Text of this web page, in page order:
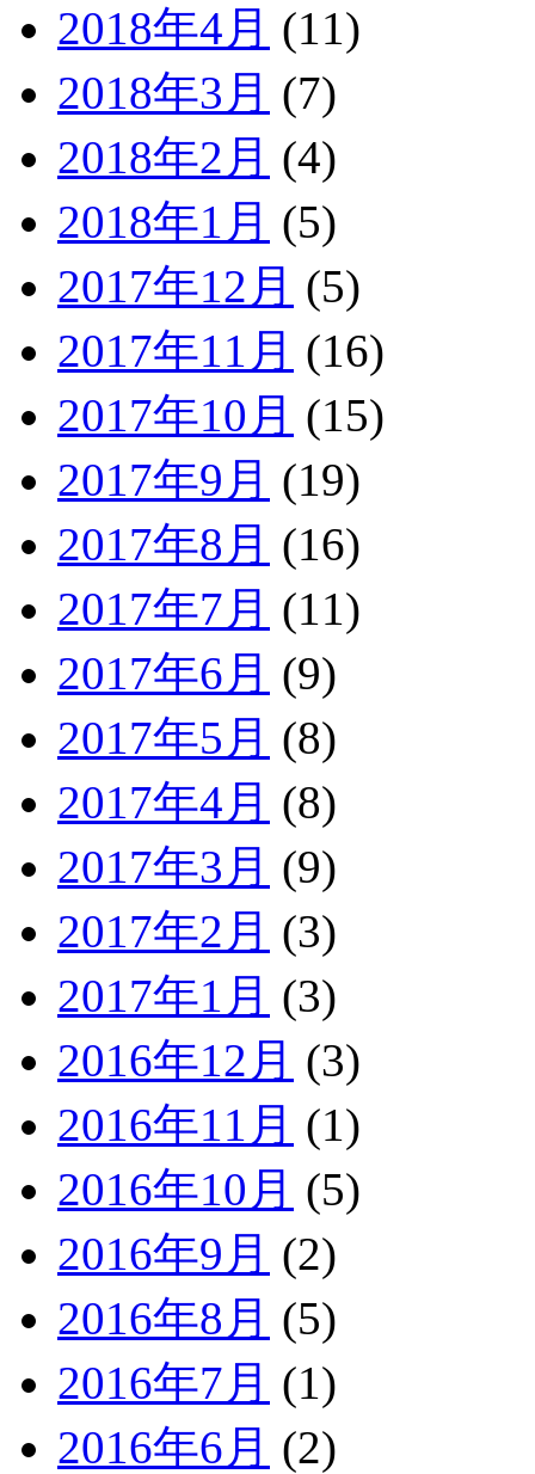
2018年4月 (11)
2018年3月 (7)
2018年2月 (4)
2018年1月 (5)
2017年12月 (5)
2017年11月 (16)
2017年10月 (15)
2017年9月 (19)
2017年8月 (16)
2017年7月 (11)
2017年6月 (9)
2017年5月 (8)
2017年4月 (8)
2017年3月 (9)
2017年2月 (3)
2017年1月 (3)
2016年12月 (3)
2016年11月 (1)
2016年10月 (5)
2016年9月 (2)
2016年8月 (5)
2016年7月 (1)
2016年6月 (2)